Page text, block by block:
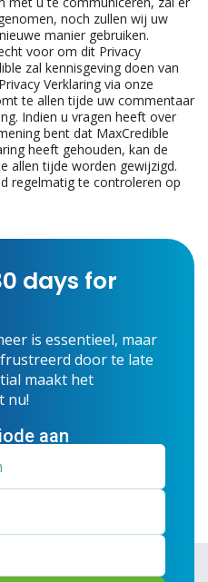
noch zullen wij uw
manier gebruiken.
voor om dit Privacy
zal kennisgeving doen van
Verklaring via onze
te allen tijde uw commentaar
Indien u vragen heeft over
bent dat MaxCredible
heeft gehouden, kan de
allen tijde worden gewijzigd.
regelmatig te controleren op
days for
is essentieel, maar
door te late
maakt het
nu!
aan